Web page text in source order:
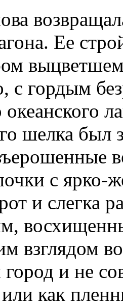
Ее
с гордым
шелка был
с
и слегка
взглядом
и не
или как